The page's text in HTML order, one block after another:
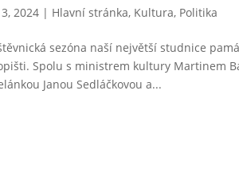
2024 | Hlavní stránka, Kultura, Politika
sezóna naší největší studnice
Spolu s ministrem kultury Martinem
Janou Sedláčkovou a...